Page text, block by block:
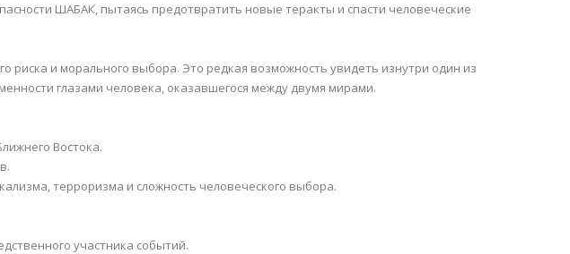
ШАБАК, пытаясь предотвратить новые теракты и спасти человеческие
риска и морального выбора. Это редкая возможность увидеть изнутри один из
глазами человека, оказавшегося между двумя мирами.
Востока.
терроризма и сложность человеческого выбора.
участника событий.